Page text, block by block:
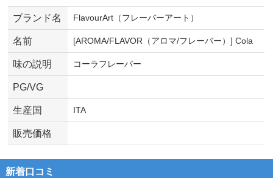
ブランド名 FlavourArt（フレーバーアート）
名前 [AROMA/FLAVOR（アロマ/フレーバー）] Cola
味の説明 コーラフレーバー
PG/VG
生産国 ITA
販売価格
新着口コミ